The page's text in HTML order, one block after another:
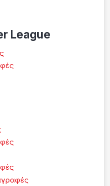
League